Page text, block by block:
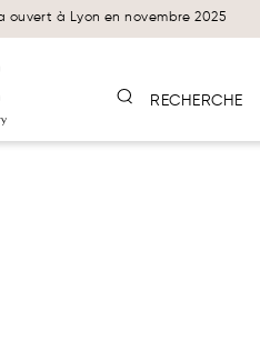
à Lyon en novembre 2025
RECHERCHE